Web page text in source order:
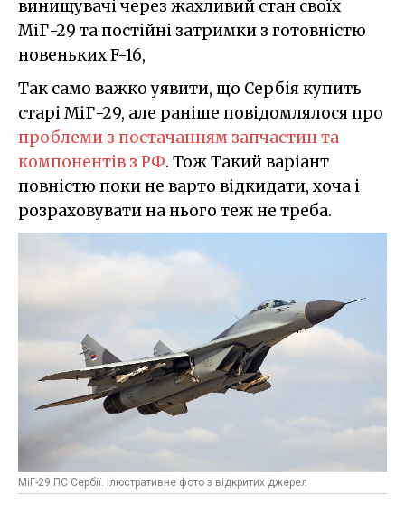
винищувачі через жахливий стан своїх
МіГ-29 та постійні затримки з готовністю
новеньких F-16,
Так само важко уявити, що Сербія купить
старі МіГ-29, але раніше повідомлялося про
проблеми з постачанням запчастин та
компонентів з РФ. Тож Такий варіант
повністю поки не варто відкидати, хоча і
розраховувати на нього теж не треба.
МіГ-29 ПС Сербії. Ілюстративне фото з відкритих джерел